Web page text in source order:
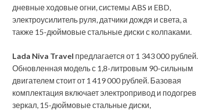
дневные ходовые огни, системы ABS и EBD,
электроусилитель руля, датчики дождя и света, а
также 15-дюймовые стальные диски с колпаками.
Lada Niva Travel предлагается от 1 343 000 рублей.
Обновленная модель с 1,8-литровым 90-сильным
двигателем стоит от 1 419 000 рублей. Базовая
комплектация включает электропривод и подогрев
зеркал, 15-дюймовые стальные диски,